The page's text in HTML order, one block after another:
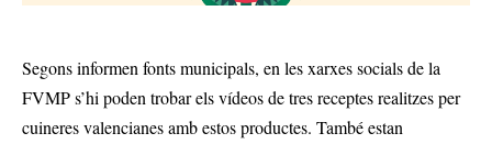
Segons informen fonts municipals, en les xarxes socials de la
FVMP s’hi poden trobar els vídeos de tres receptes realitzes per
cuineres valencianes amb estos productes. També estan